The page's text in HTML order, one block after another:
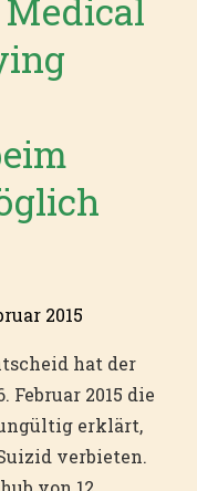
2015
hat der
Februar 2015 die
erklärt,
verbieten.